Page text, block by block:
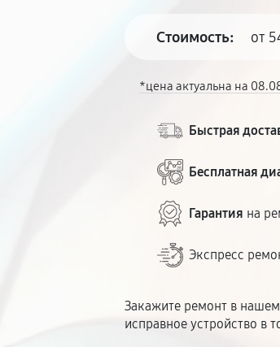
Стоимость: от
*цена актуальна на
Быстрая
Бесплатная
Гарантия на
Экспресс
Закажите ремонт в
исправное устройство в